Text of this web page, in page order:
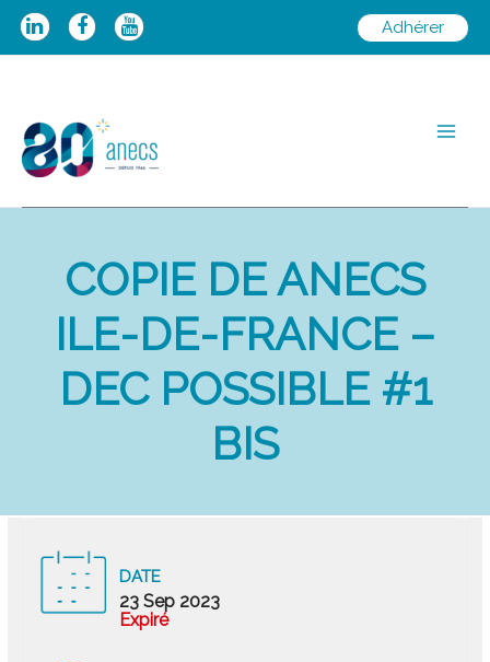
Aller
Adhérer
COPIE DE ANECS
ILE-DE-FRANCE –
DEC POSSIBLE #1
BIS
DATE
23 Sep 2023
Expiré